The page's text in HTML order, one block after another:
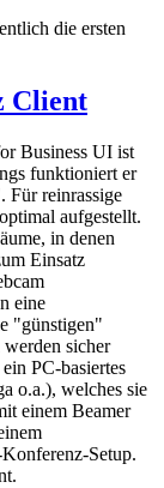
die ersten
Client
Business UI ist
funktioniert er
Für reinrassige
aufgestellt.
in denen
Einsatz
eine
"günstigen"
sicher
PC-basiertes
o.a.), welches sie
einem Beamer
Setup.